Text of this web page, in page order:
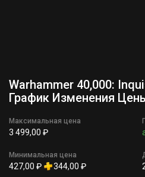
Warhammer 40,000:
График Изменения
Максимальная цена
3 499,00 ₽
Минимальная цена
427,00 ₽ 344,00 ₽